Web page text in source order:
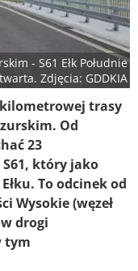
- S61 Ełk Południe
Zdjęcia: GDDKIA
kilometrowej trasy
Od
23
który jako
To odcinek od
Wysokie (węzeł
drogi
tym